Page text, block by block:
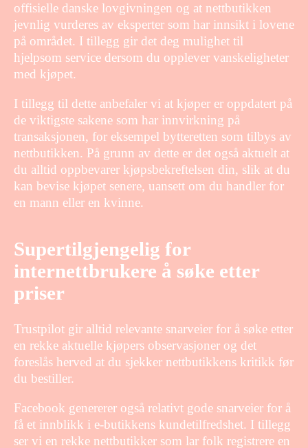
offisielle danske lovgivningen og at nettbutikken
jevnlig vurderes av eksperter som har innsikt i lovene
på området. I tillegg gir det deg mulighet til
hjelpsom service dersom du opplever vanskeligheter
med kjøpet.
I tillegg til dette anbefaler vi at kjøper er oppdatert på
de viktigste sakene som har innvirkning på
transaksjonen, for eksempel bytteretten som tilbys av
nettbutikken. På grunn av dette er det også aktuelt at
du alltid oppbevarer kjøpsbekreftelsen din, slik at du
kan bevise kjøpet senere, uansett om du handler for
en mann eller en kvinne.
Supertilgjengelig for
internettbrukere å søke etter
priser
Trustpilot gir alltid relevante snarveier for å søke etter
en rekke aktuelle kjøpers observasjoner og det
foreslås herved at du sjekker nettbutikkens kritikk før
du bestiller.
Facebook genererer også relativt gode snarveier for å
få et innblikk i e-butikkens kundetilfredshet. I tillegg
ser vi en rekke nettbutikker som lar folk registrere en